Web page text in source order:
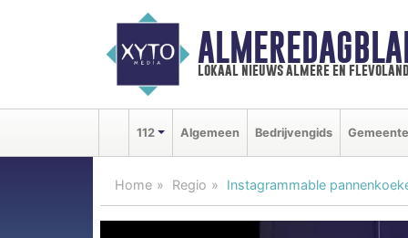
lokaal nieuws almere en flevoland
112 Algemeen Bedrijvengids Gemeente
Home Regio Instagrammable